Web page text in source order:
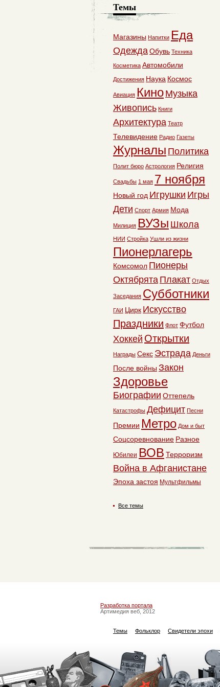
Темы
Магазины Напитки Еда
ОдеждаОбувь Техника
Косметика Автомобили
Достижения Наука Космос
Авиация Кино Музыка
Живопись Книги
Архитектура Театр
Телевидение Радио Газеты
Журналы Политика
Полит бюро Астрология Религия
Свадьбы 1 мая 7 ноября
Новый год Игрушки Игры
Дети Спорт Армия Мода
Милиция ВУЗы Школа
НИИ Стройка Ушли из жизни
Пионерлагерь
Комсомол Пионеры
Октябрята Плакат Отдых
Заседания Субботники
ГАИ Цирк Искусство
Праздники Флот Футбол
Хоккей Открытки
Награды Секс Эстрада Деньги
После войны Закон
Здоровье
Биографии Оттепель
Катастрофы Дефицит Песни
Премии Метро Дом и быт
Соцсоревнование Разное
Юбилеи ВОВ Терроризм
Война в Афганистане
Эпоха застоя Мультфильмы
Все темы
Разработка портала
Артимедия веб, 2012
Темы Фольклор Свидетели эпохи